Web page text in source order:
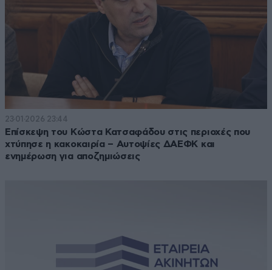
23·01·2026 23:44
Επίσκεψη του Κώστα Κατσαφάδου στις περιοχές που
χτύπησε η κακοκαιρία – Αυτοψίες ΔΑΕΦΚ και
ενημέρωση για αποζημιώσεις